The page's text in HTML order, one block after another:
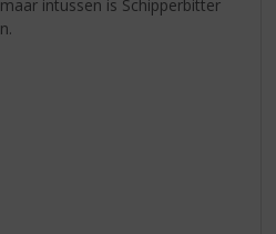
intussen is Schipperbitter